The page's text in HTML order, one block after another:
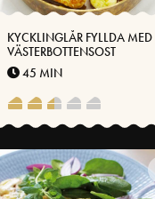
KYCKLINGLÅR FYLLDA MED
VÄSTERBOTTENSOST
45 MIN